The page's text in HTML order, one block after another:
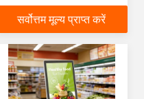
प्रिंटिंग मशीन
सर्वोत्तम मूल्य प्राप्त करें